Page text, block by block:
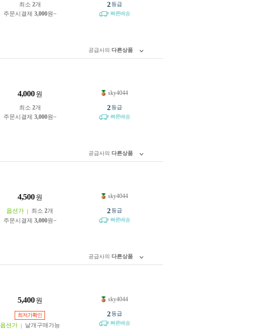
최소 2개
주문시결제 3,000원~
2등급
빠른배송
공급사의 다른상품
4,000 원
최소 2개
주문시결제 3,000원~
sky4044
2등급
빠른배송
공급사의 다른상품
4,500 원
옵션가 최소 2개
주문시결제 3,000원~
sky4044
2등급
빠른배송
공급사의 다른상품
5,400 원
최저가확인
옵션가
낱개구매가능
sky4044
2등급
빠른배송